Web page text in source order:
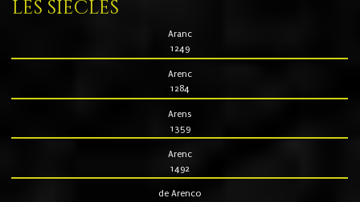
les siècles
Aranc
1249
Arenc
1284
Arens
1359
Arenc
1492
de Arenco